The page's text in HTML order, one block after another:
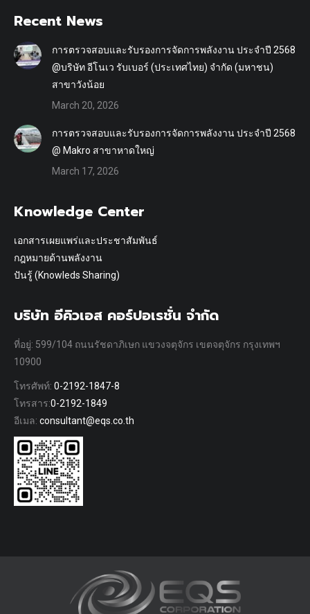
Recent News
การตรวจสอบและรับรองการจัดการพลังงาน ประจำปี 2568
@บริษัท อีโนเว รับเบอร์ (ประเทศไทย) จำกัด (มหาชน)
สาขาวังน้อย
March 20, 2026
การตรวจสอบและรับรองการจัดการพลังงาน ประจำปี 2568
@ Makro สาขาหาดใหญ่
March 17, 2026
Knowledge Center
เอกสารเผยแพร่และประชาสัมพันธ์
กฎหมายด้านพลังงาน
ปันรู้ (Knowleds Sharing)
บริษัท อีคิวเอส คอร์ปอเรชั่น จำกัด
ที่อยู่: 599/104 ถนนรัชดาภิเษก แขวงจตุจักร เขตจตุจักร กรุงเทพฯ
10900
โทรศัพท์: 0-2192-1847-8
โทรสาร:0-2192-1849
อีเมล: consultant@eqs.co.th